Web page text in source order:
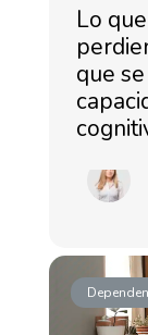
Lo
que